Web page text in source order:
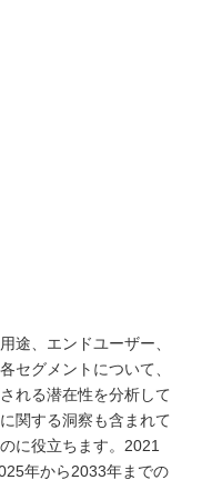
途、エンドユーザー、
セグメントについて、
れる潜在性を分析して
関する洞察も含まれて
に役立ちます。2021
年から2033年までの